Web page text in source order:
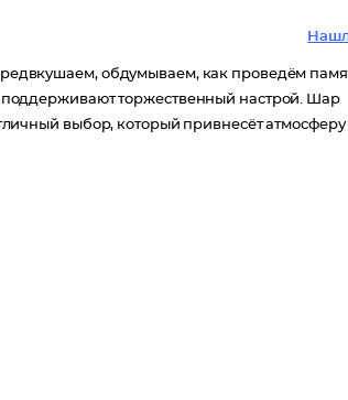
обдумываем, как проведём
торжественный настрой. Шар
выбор, который привнесёт атмосферу